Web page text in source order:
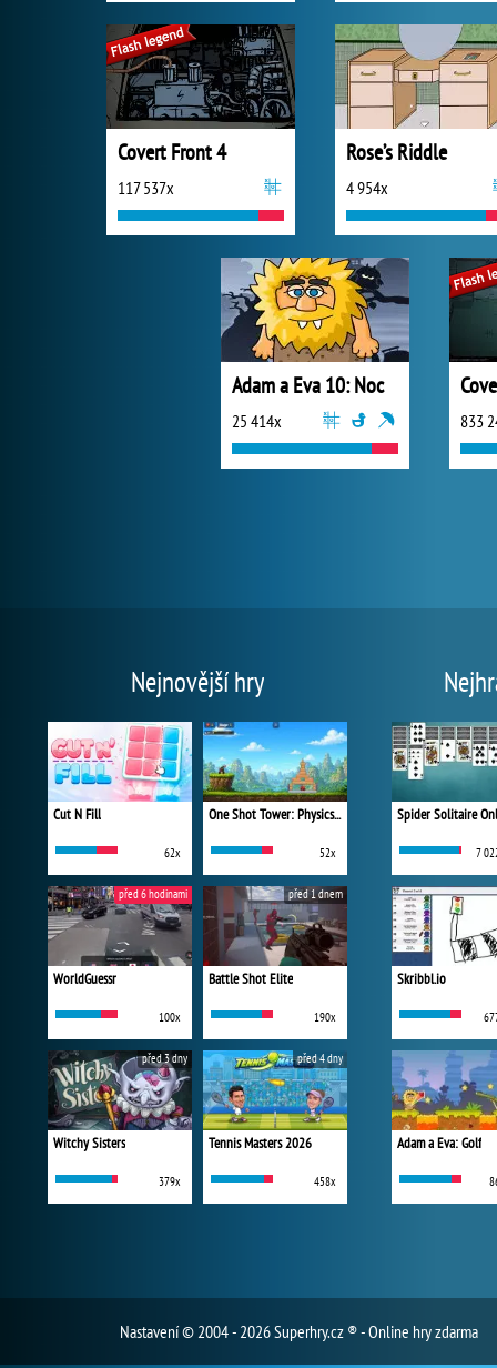
Covert Front 4
117 537x
Rose’s Riddle
4 954x
Adam a Eva 10: Noc
25 414x 833
Nejnovější hry
Cut N Fill
62x
One Shot Tower: Physics Destroyer
52x
WorldGuessr
100x
před 6 hodinami
Battle Shot Elite
190x
před 1 dnem
Witchy Sisters
379x
před 3 dny
Tennis Masters 2026
458x
před 4 dny
Spider Solitaire
7
Skribbl.io
Adam a Eva: Golf
Nastavení© 2004 - 2026 Superhry.cz ® - Online hry zdarma